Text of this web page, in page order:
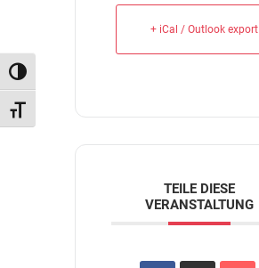
Umschalten auf hohe Kontraste
Schrift vergrößern
+ iCal / Outlook export
TEILE DIESE
VERANSTALTUNG